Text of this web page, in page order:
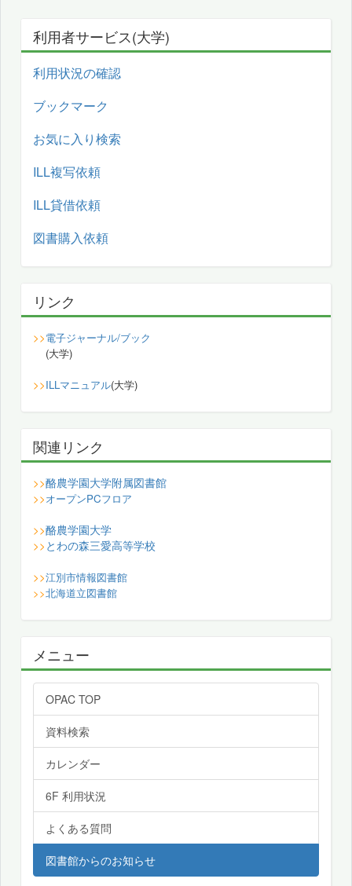
利用者サービス(大学)
利用状況の確認
ブックマーク
お気に入り検索
ILL複写依頼
ILL貸借依頼
図書購入依頼
リンク
>>電子ジャーナル/ブック
(大学)
>>ILLマニュアル(大学)
関連リンク
>>酪農学園大学附属図書館
>>オープンPCフロア
>>酪農学園大学
>> とわの森三愛高等学校
>>江別市情報図書館
>>北海道立図書館
メニュー
OPAC TOP
資料検索
カレンダー
6F 利用状況
よくある質問
図書館からのお知らせ